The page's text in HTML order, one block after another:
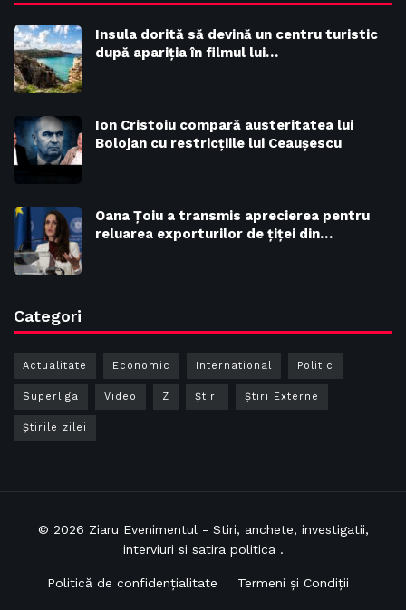
Insula dorită să devină un centru turistic
după apariția în filmul lui…
Ion Cristoiu compară austeritatea lui
Bolojan cu restricțiile lui Ceaușescu
Oana Țoiu a transmis aprecierea pentru
reluarea exporturilor de țiței din…
Categori
Actualitate Economic International Politic
Superliga Video Z Ştiri Știri Externe
Știrile zilei
© 2026 Ziaru Evenimentul - Stiri, anchete, investigatii,
interviuri si satira politica .
Politică de confidențialitate Termeni și Condiții